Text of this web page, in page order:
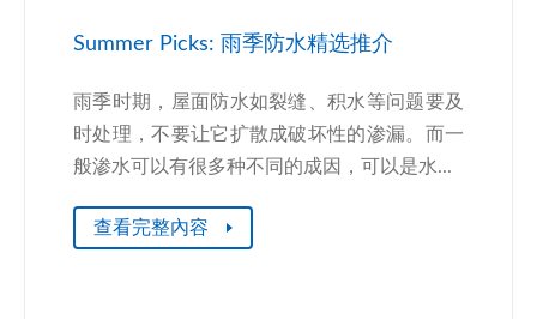
Summer Picks: 雨季防水精选推介
雨季时期，屋面防水如裂缝、积水等问题要及
时处理，不要让它扩散成破坏性的渗漏。而一
般渗水可以有很多种不同的成因，可以是水...
查看完整內容